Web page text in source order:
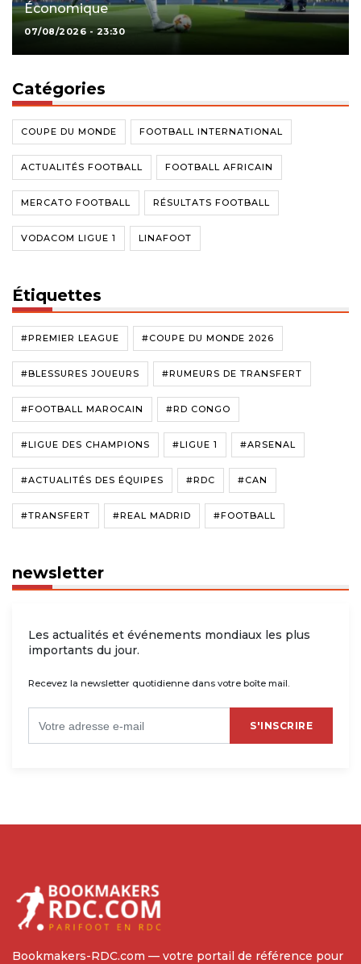
Économique
07/08/2026 - 23:30
Catégories
COUPE DU MONDE FOOTBALL INTERNATIONAL
ACTUALITÉS FOOTBALL FOOTBALL AFRICAIN
MERCATO FOOTBALL RÉSULTATS FOOTBALL
VODACOM LIGUE 1 LINAFOOT
Étiquettes
#PREMIER LEAGUE #COUPE DU MONDE 2026
#BLESSURES JOUEURS #RUMEURS DE TRANSFERT
#FOOTBALL MAROCAIN #RD CONGO
#LIGUE DES CHAMPIONS #LIGUE 1 #ARSENAL
#ACTUALITÉS DES ÉQUIPES #RDC #CAN
#TRANSFERT #REAL MADRID #FOOTBALL
newsletter
Les actualités et événements mondiaux les plus
importants du jour.
Recevez la newsletter quotidienne dans votre boîte mail.
S'INSCRIRE
Bookmakers-RDC.com — votre portail de référence pour